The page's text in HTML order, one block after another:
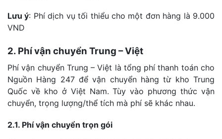
Lưu ý: Phí dịch vụ tối thiểu cho một đơn hàng là 9.000
VND
2. Phí vận chuyển Trung – Việt
Phí vận chuyển Trung – Việt là tổng phí thanh toán cho
Nguồn Hàng 247 để vận chuyển hàng từ kho Trung
Quốc về kho ở Việt Nam. Tùy vào phương thức vận
chuyển, trọng lượng/thể tích mà phí sẽ khác nhau.
2.1. Phí vận chuyển trọn gói